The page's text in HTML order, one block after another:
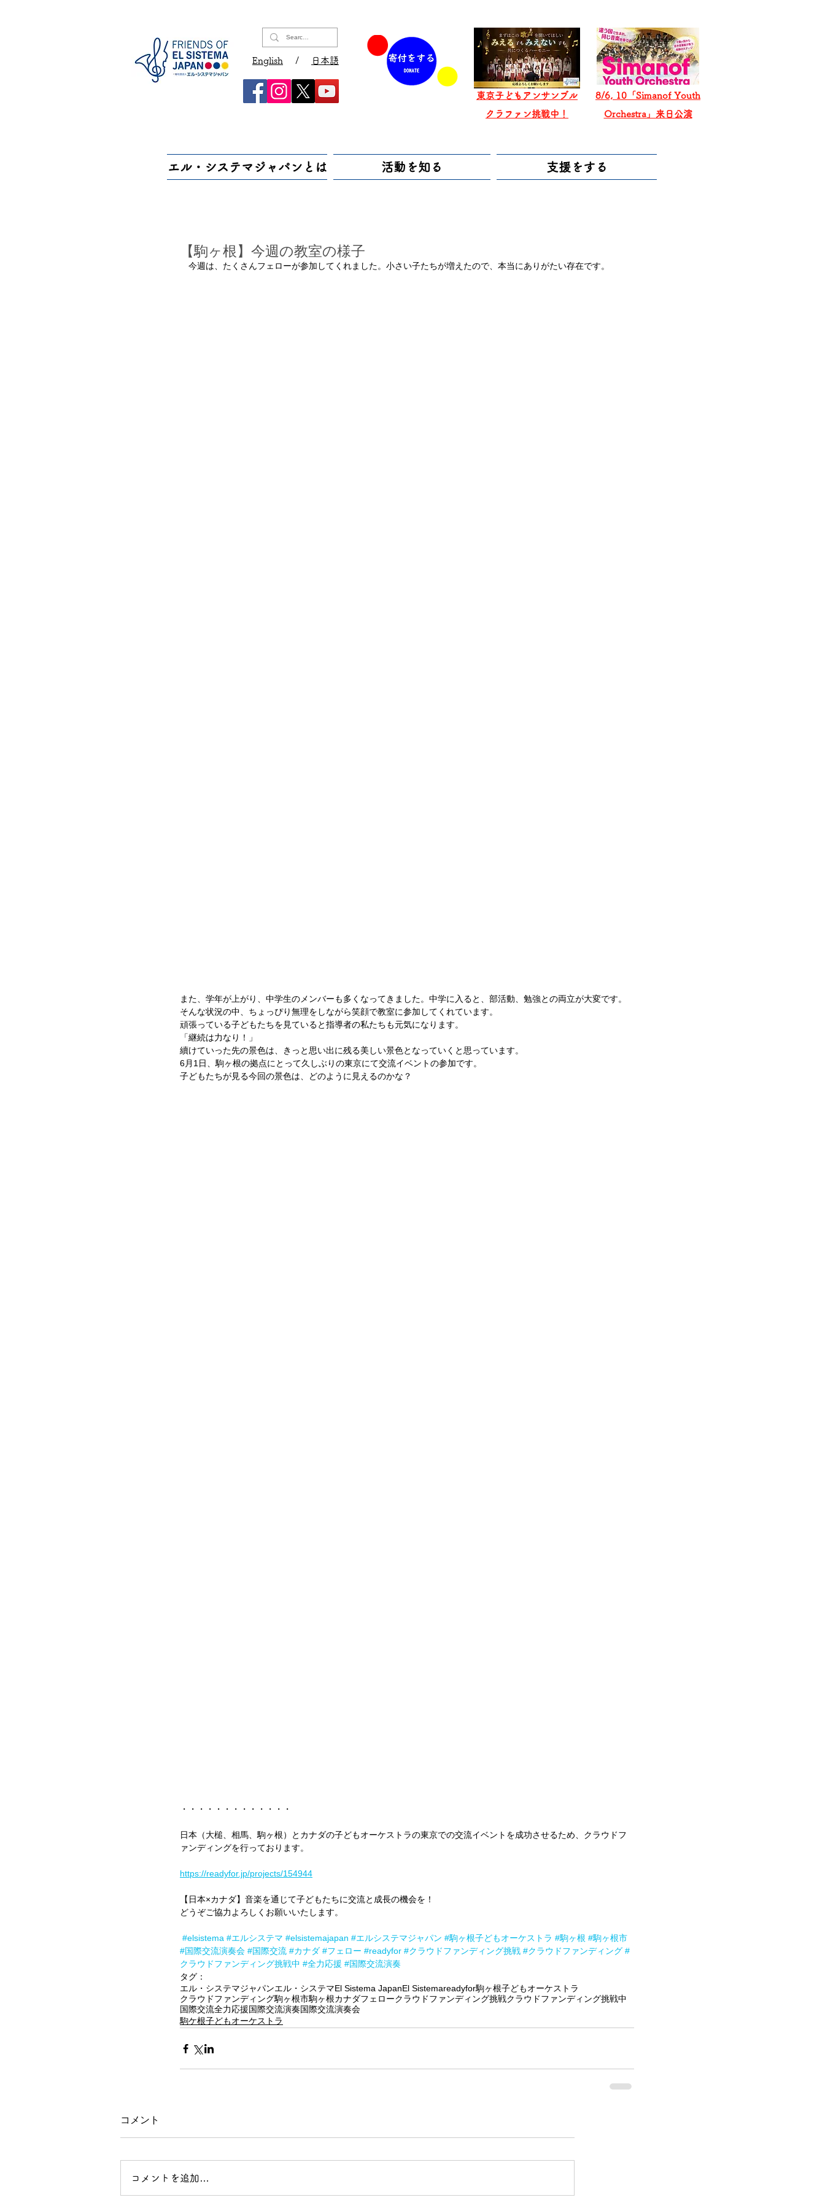
English / 日本語
東京子どもアンサンブル
​クラファン挑戦中！
8/6, 10「Simanof Youth
Orchestra」来日公演
エル・システマジャパンとは 活動を知る 支援をする
【駒ヶ根】今週の教室の様子
今週は、たくさんフェローが参加してくれました。小さい子たちが増えたので、本当にありがたい存在です。
また、学年が上がり、中学生のメンバーも多くなってきました。中学に入ると、部活動、勉強との両立が大変です。
そんな状況の中、ちょっぴり無理をしながら笑顔で教室に参加してくれています。
頑張っている子どもたちを見ていると指導者の私たちも元気になります。
「継続は力なり！」
續けていった先の景色は、きっと思い出に残る美しい景色となっていくと思っています。
6月1日、駒ヶ根の拠点にとって久しぶりの東京にて交流イベントの参加です。
子どもたちが見る今回の景色は、どのように見えるのかな？
・・・・・・・・・・・・・
日本（大槌、相馬、駒ヶ根）とカナダの子どもオーケストラの東京での交流イベントを成功させるため、クラウドフ
ァンディングを行っております。
https://readyfor.jp/projects/154944
【日本×カナダ】音楽を通じて子どもたちに交流と成長の機会を！
どうぞご協力よろしくお願いいたします。
#elsistema #エルシステマ #elsistemajapan #エルシステマジャパン #駒ヶ根子どもオーケストラ #駒ヶ根 #駒ヶ根市
#国際交流演奏会 #国際交流 #カナダ #フェロー #readyfor #クラウドファンディング挑戦 #クラウドファンディング #
クラウドファンディング挑戦中 #全力応援 #国際交流演奏
タグ：
エル・システマジャパンエル・システマEl Sistema JapanEl Sistemareadyfor駒ヶ根子どもオーケストラ
クラウドファンディング駒ヶ根市駒ヶ根カナダフェロークラウドファンディング挑戦クラウドファンディング挑戦中
国際交流全力応援国際交流演奏国際交流演奏会
駒ケ根子どもオーケストラ
コメント
コメントを追加…